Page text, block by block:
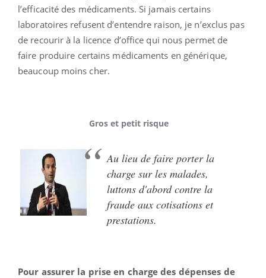
l’efficacité des médicaments. Si jamais certains
laboratoires refusent d’entendre raison, je n’exclus pas
de recourir à la licence d’office qui nous permet de
faire produire certains médicaments en générique,
beaucoup moins cher.
Gros et petit risque
Au lieu de faire porter la
charge sur les malades,
luttons d'abord contre la
fraude aux cotisations et
prestations.
Pour assurer la prise en charge des dépenses de